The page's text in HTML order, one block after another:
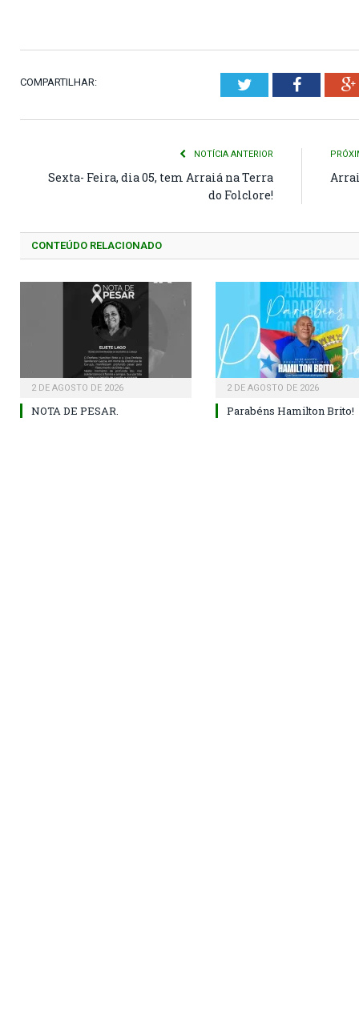
COMPARTILHAR: Twitter
NOTÍCIA ANTERIOR
Sexta- Feira, dia 05, tem Arraiá na Terra
do Folclore!
CONTEÚDO RELACIONADO
2 DE AGOSTO DE 2026
NOTA DE PESAR.
2 DE AGOSTO DE 2026
Parabéns Hamilton Brito!